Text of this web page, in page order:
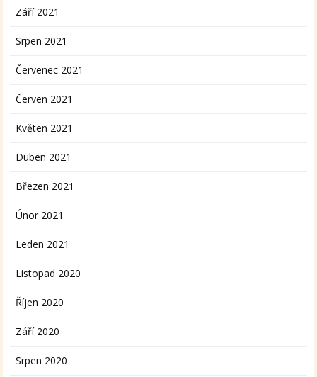
Září 2021
Srpen 2021
Červenec 2021
Červen 2021
Květen 2021
Duben 2021
Březen 2021
Únor 2021
Leden 2021
Listopad 2020
Říjen 2020
Září 2020
Srpen 2020